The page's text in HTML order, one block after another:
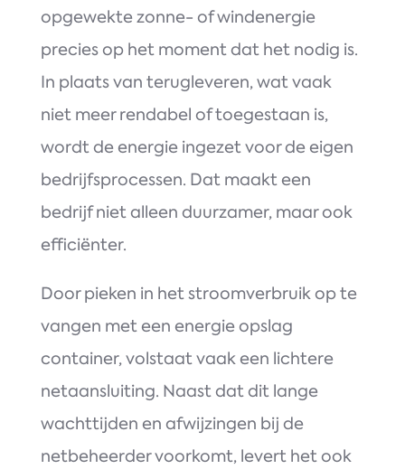
opgewekte zonne- of windenergie
precies op het moment dat het nodig is.
In plaats van terugleveren, wat vaak
niet meer rendabel of toegestaan is,
wordt de energie ingezet voor de eigen
bedrijfsprocessen. Dat maakt een
bedrijf niet alleen duurzamer, maar ook
efficiënter.
Door pieken in het stroomverbruik op te
vangen met een energie opslag
container, volstaat vaak een lichtere
netaansluiting. Naast dat dit lange
wachttijden en afwijzingen bij de
netbeheerder voorkomt, levert het ook